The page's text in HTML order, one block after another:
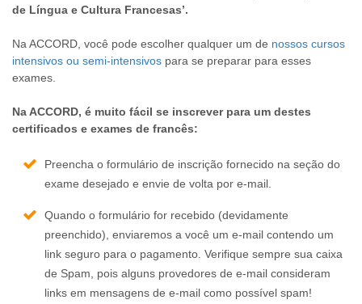
de Língua e Cultura Francesas’.
Na ACCORD, você pode escolher qualquer um de nossos cursos
intensivos ou semi-intensivos para se preparar para esses
exames.
Na ACCORD, é muito fácil se inscrever para um destes
certificados e exames de francês:
Preencha o formulário de inscrição fornecido na seção do
exame desejado e envie de volta por e-mail.
Quando o formulário for recebido (devidamente
preenchido), enviaremos a você um e-mail contendo um
link seguro para o pagamento. Verifique sempre sua caixa
de Spam, pois alguns provedores de e-mail consideram
links em mensagens de e-mail como possível spam!